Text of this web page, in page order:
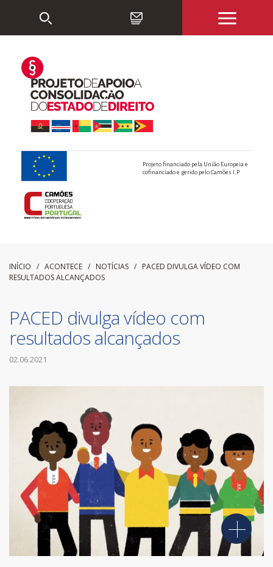
Projeto financiado pela União Europeia e
cofinanciado e gerido pelo Camões I.P
INÍCIO / ACONTECE / NOTÍCIAS / PACED DIVULGA VÍDEO COM
RESULTADOS ALCANÇADOS
PACED divulga vídeo com
resultados alcançados
02.06.2021